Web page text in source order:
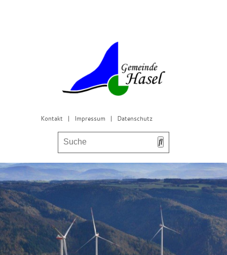
Kontakt | Impressum | Datenschutz
Bürgerservice & Gemeinderat
Leben in Hasel
Freizeit & Tourismus